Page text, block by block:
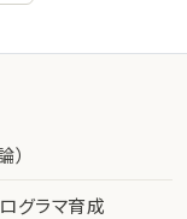
グラマ育成